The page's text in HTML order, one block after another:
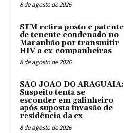
8 de agosto de 2026
STM retira posto e patente
de tenente condenado no
Maranhão por transmitir
HIV a ex-companheiras
8 de agosto de 2026
SÃO JOÃO DO ARAGUAIA:
Suspeito tenta se
esconder em galinheiro
após suposta invasão de
residência da ex
8 de agosto de 2026